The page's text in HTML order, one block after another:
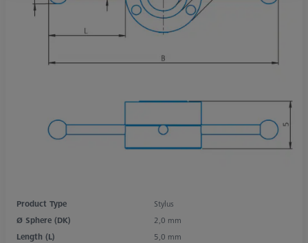
Product Type
Stylus
Ø Sphere (DK)
2,0 mm
Length (L)
5,0 mm